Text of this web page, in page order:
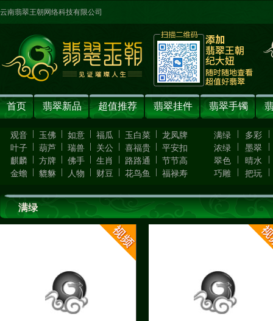
云南翡翠王朝网络科技有限公司
首页 翡翠新品 超值推荐 翡翠挂件 翡翠手镯
观音 玉佛 如意 福瓜 玉白菜
龙凤牌
叶子
葫芦 瑞兽 关公 喜福贵
平安扣
麒麟
方牌 佛手 生肖 路路通
节节高
金蟾
貔貅 人物 财豆 花鸟鱼 福禄寿
满绿 多彩
浓绿
墨翠
翠色
晴水
巧雕
把玩
满绿